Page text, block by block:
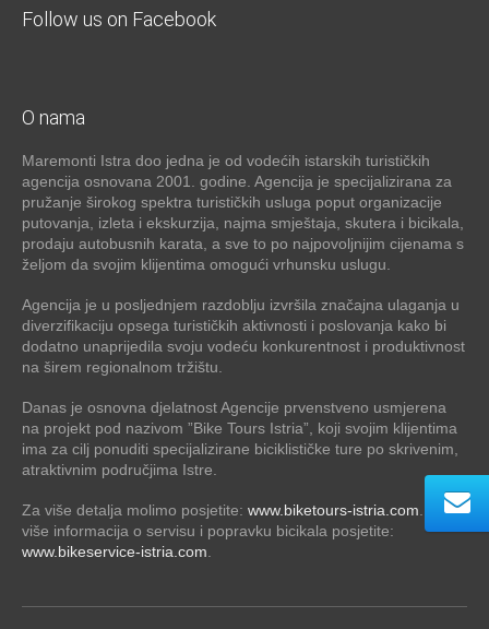
Follow us on Facebook
O nama
Maremonti Istra doo jedna je od vodećih istarskih turističkih
agencija osnovana 2001. godine. Agencija je specijalizirana za
pružanje širokog spektra turističkih usluga poput organizacije
putovanja, izleta i ekskurzija, najma smještaja, skutera i bicikala,
prodaju autobusnih karata, a sve to po najpovoljnijim cijenama s
željom da svojim klijentima omogući vrhunsku uslugu.
Agencija je u posljednjem razdoblju izvršila značajna ulaganja u
diverzifikaciju opsega turističkih aktivnosti i poslovanja kako bi
dodatno unaprijedila svoju vodeću konkurentnost i produktivnost
na širem regionalnom tržištu.
Danas je osnovna djelatnost Agencije prvenstveno usmjerena
na projekt pod nazivom ”Bike Tours Istria”, koji svojim klijentima
ima za cilj ponuditi specijalizirane biciklističke ture po skrivenim,
atraktivnim područjima Istre.
Za više detalja molimo posjetite: www.biketours-istria.com . Za
više informacija o servisu i popravku bicikala posjetite:
www.bikeservice-istria.com